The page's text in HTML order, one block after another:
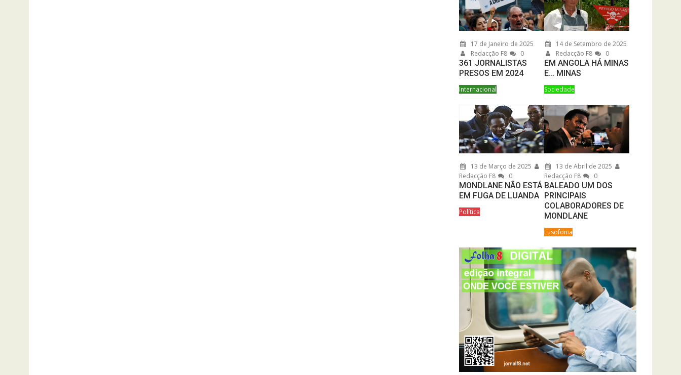
17 de Janeiro de 2025
Redacção F8
0
361 JORNALISTAS
PRESOS EM 2024
Internacional
14 de Setembro de 2025
Redacção F8
0
EM ANGOLA HÁ MINAS
E… MINAS
Sociedade
13 de Março de 2025
Redacção F8
0
MONDLANE NÃO ESTÁ
EM FUGA DE LUANDA
Política
13 de Abril de 2025
Redacção F8
0
BALEADO UM DOS
PRINCIPAIS
COLABORADORES DE
MONDLANE
Lusofonia